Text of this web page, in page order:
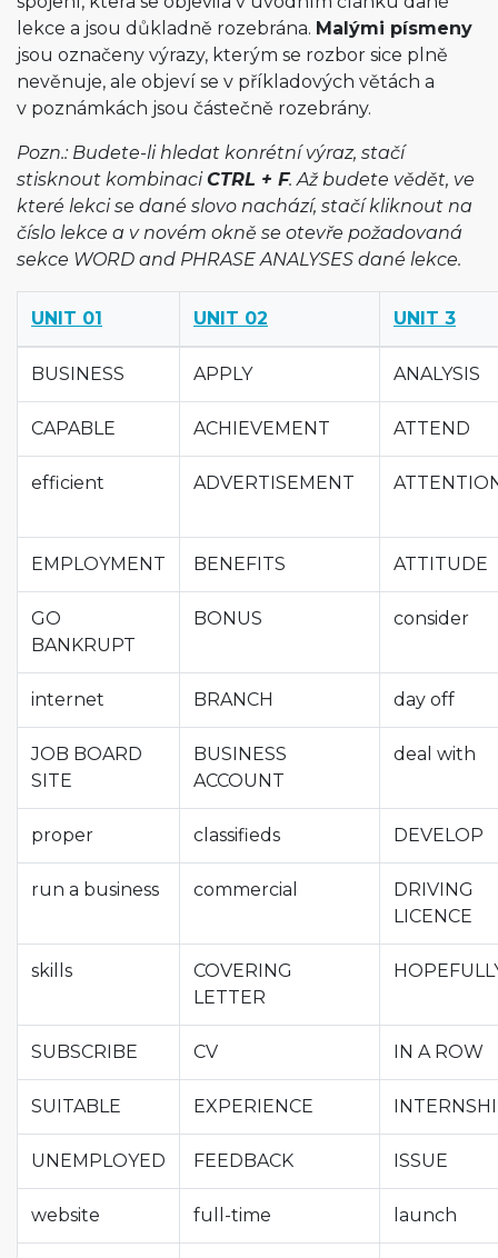
lekce a jsou důkladně rozebrána. Malými písmeny
jsou označeny výrazy, kterým se rozbor sice plně
nevěnuje, ale objeví se v příkladových větách a
v poznámkách jsou částečně rozebrány.
Pozn.: Budete-li hledat konrétní výraz, stačí
stisknout kombinaciCTRL + F. Až budete vědět, ve
které lekci se dané slovo nachází, stačí kliknout na
číslo lekce a v novém okně se otevře požadovaná
sekce WORD and PHRASE ANALYSES dané lekce.
UNIT 01 UNIT 02 UNIT 3
BUSINESS APPLY ANALYSIS
CAPABLE ACHIEVEMENT ATTEND
efficient ADVERTISEMENT
EMPLOYMENT BENEFITS ATTITUDE
GO
BANKRUPT
BONUS consider
internet BRANCH day off
JOB BOARD
SITE
BUSINESS
ACCOUNT
deal with
proper classifieds DEVELOP
run a business commercial
DRIVING
LICENCE
skills
COVERING
LETTER
SUBSCRIBE CV IN A ROW
SUITABLE EXPERIENCE
UNEMPLOYED FEEDBACK ISSUE
website full-time launch